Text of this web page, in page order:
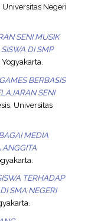
Universitas Negeri
SENI MUSIK
DI SMP
BERBASIS
SENI
Universitas
MEDIA
ANGGITA
TERHADAP
SMA NEGERI